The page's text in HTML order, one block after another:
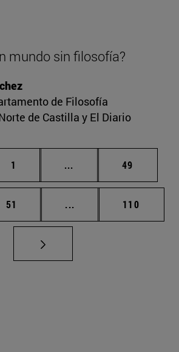
mundo sin filosofía?
de Filosofía
de Castilla y El Diario
Página
1 ... Páginas intermedias
Página
49
Página
51 ... Páginas intermedias
Página
110